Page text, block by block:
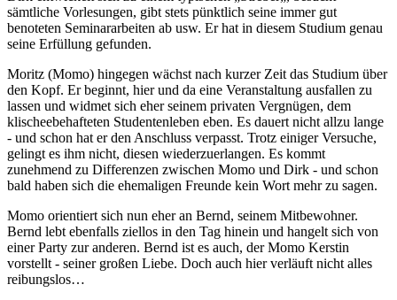
sämtliche Vorlesungen, gibt stets pünktlich seine immer gut
benoteten Seminararbeiten ab usw. Er hat in diesem Studium genau
seine Erfüllung gefunden.
Moritz (Momo) hingegen wächst nach kurzer Zeit das Studium über
den Kopf. Er beginnt, hier und da eine Veranstaltung ausfallen zu
lassen und widmet sich eher seinem privaten Vergnügen, dem
klischeebehafteten Studentenleben eben. Es dauert nicht allzu lange
- und schon hat er den Anschluss verpasst. Trotz einiger Versuche,
gelingt es ihm nicht, diesen wiederzuerlangen. Es kommt
zunehmend zu Differenzen zwischen Momo und Dirk - und schon
bald haben sich die ehemaligen Freunde kein Wort mehr zu sagen.
Momo orientiert sich nun eher an Bernd, seinem Mitbewohner.
Bernd lebt ebenfalls ziellos in den Tag hinein und hangelt sich von
einer Party zur anderen. Bernd ist es auch, der Momo Kerstin
vorstellt - seiner großen Liebe. Doch auch hier verläuft nicht alles
reibungslos…